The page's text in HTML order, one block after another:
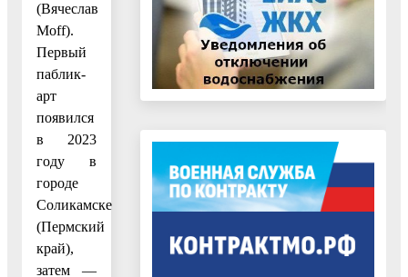
(Вячеслав
Moff).
Первый
паблик-
арт
появился
в 2023
году в
городе
Соликамске
(Пермский
край),
затем —